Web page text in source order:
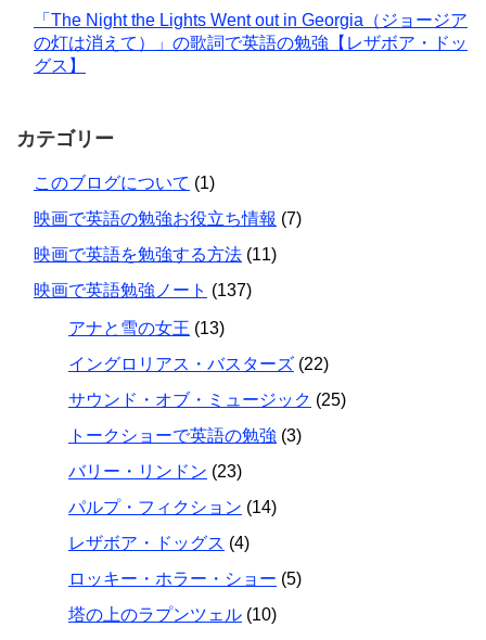
「The Night the Lights Went out in Georgia（ジョージア
の灯は消えて）」の歌詞で英語の勉強【レザボア・ドッ
グス】
カテゴリー
このブログについて (1)
映画で英語の勉強お役立ち情報 (7)
映画で英語を勉強する方法 (11)
映画で英語勉強ノート (137)
アナと雪の女王 (13)
イングロリアス・バスターズ (22)
サウンド・オブ・ミュージック (25)
トークショーで英語の勉強 (3)
バリー・リンドン (23)
パルプ・フィクション (14)
レザボア・ドッグス (4)
ロッキー・ホラー・ショー (5)
塔の上のラプンツェル (10)